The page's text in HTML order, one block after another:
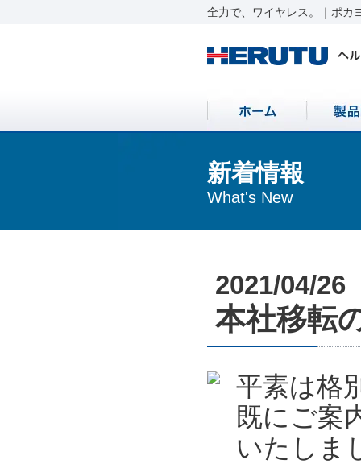
全力で、ワイヤレス。｜ポカ
新着情報
What's New
2021/04/26
本社移転
平素は格
既にご案
いたしま